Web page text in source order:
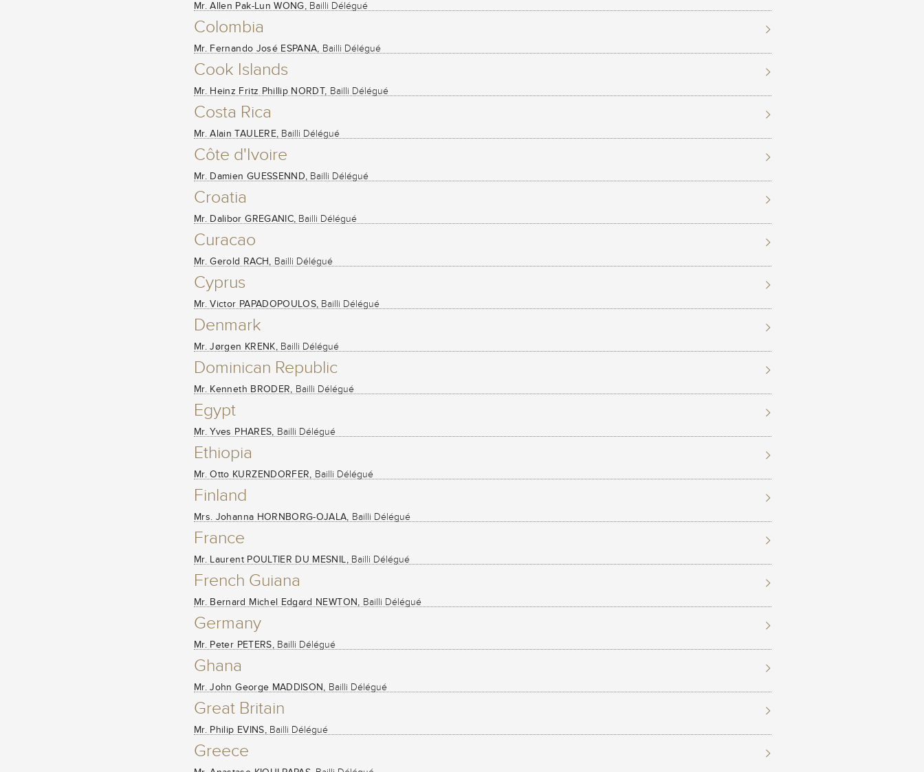
Mr. Allen Pak-Lun WONG, Bailli Délégué
Colombia
Mr. Fernando José ESPANA, Bailli Délégué
Cook Islands
Mr. Heinz Fritz Phillip NORDT, Bailli Délégué
Costa Rica
Mr. Alain TAULERE, Bailli Délégué
Côte d'Ivoire
Mr. Damien GUESSENND, Bailli Délégué
Croatia
Mr. Dalibor GREGANIC, Bailli Délégué
Curacao
Mr. Gerold RACH, Bailli Délégué
Cyprus
Mr. Victor PAPADOPOULOS, Bailli Délégué
Denmark
Mr. Jørgen KRENK,Bailli Délégué
Dominican Republic
Mr. Kenneth BRODER, Bailli Délégué
Egypt
Mr. Yves PHARES, Bailli Délégué
Ethiopia
Mr. Otto KURZENDORFER, Bailli Délégué
Finland
Mrs. Johanna HORNBORG-OJALA, Bailli Délégué
France
Mr. Laurent POULTIER DU MESNIL,Bailli Délégué
French Guiana
Mr. Bernard Michel Edgard NEWTON, Bailli Délégué
Germany
Mr. Peter PETERS,Bailli Délégué
Ghana
Mr. John George MADDISON, Bailli Délégué
Great Britain
Mr. Philip EVINS,Bailli Délégué
Greece